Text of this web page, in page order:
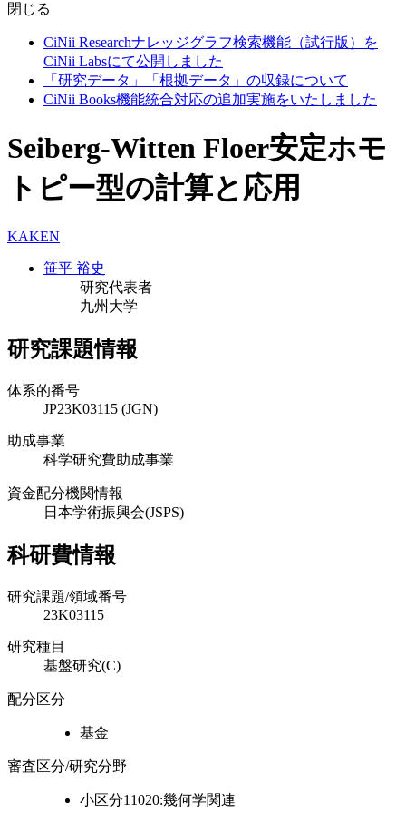
閉じる
CiNii Researchナレッジグラフ検索機能（試行版）を
CiNii Labsにて公開しました
「研究データ」「根拠データ」の収録について
CiNii Books機能統合対応の追加実施をいたしました
Seiberg-Witten Floer安定ホモ
トピー型の計算と応用
KAKEN
笹平 裕史
研究代表者
九州大学
研究課題情報
体系的番号
JP23K03115 (JGN)
助成事業
科学研究費助成事業
資金配分機関情報
日本学術振興会(JSPS)
科研費情報
研究課題/領域番号
23K03115
研究種目
基盤研究(C)
配分区分
基金
審査区分/研究分野
小区分11020:幾何学関連